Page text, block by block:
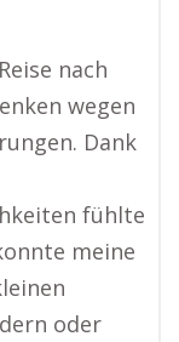
nach
wegen
Dank
fühlte
meine
oder